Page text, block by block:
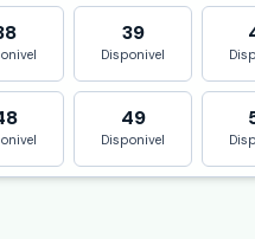
39
Disponivel
49
Disponivel